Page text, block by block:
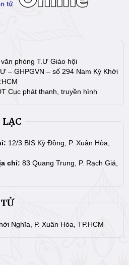
phòng T.Ư Giáo hội
– GHPGVN – số 294 Nam Kỳ Khởi
Cục phát thanh, truyền hình
12/3 BIS Kỳ Đồng, P. Xuân Hòa,
chỉ: 83 Quang Trung, P. Rạch Giá,
Nghĩa, P. Xuân Hòa, TP.HCM